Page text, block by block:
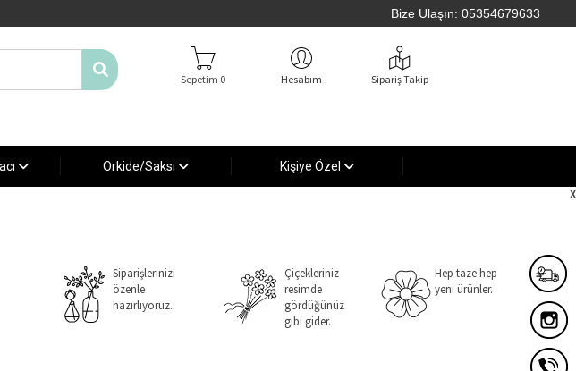
Bize Ulaşın: 05354679633
Sepetim 0 Hesabım Sipariş Takip
Orkide/Saksı Kişiye Özel
Hep taze hep
yeni ürünler.
Çiçekleriniz
resimde
gördüğünüz
gibi gider.
Siparişlerinizi
özenle
hazırlıyoruz.